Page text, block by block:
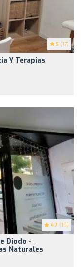
5 (17)
Y Terapias
4.7 (10)
Diodo -
Naturales